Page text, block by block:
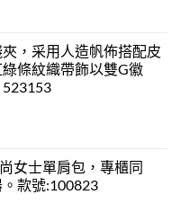
，采用人造帆佈搭配皮
條紋織帶飾以雙G徽
女士單肩包，專櫃同
款號:100823